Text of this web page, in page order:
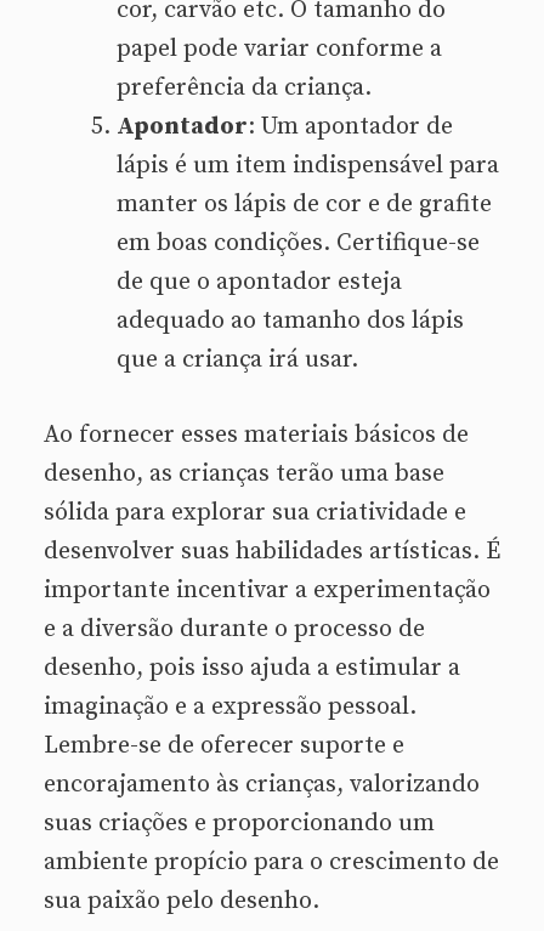
cor, carvão etc. O tamanho do
papel pode variar conforme a
preferência da criança.
Apontador: Um apontador de
lápis é um item indispensável para
manter os lápis de cor e de grafite
em boas condições. Certifique-se
de que o apontador esteja
adequado ao tamanho dos lápis
que a criança irá usar.
Ao fornecer esses materiais básicos de
desenho, as crianças terão uma base
sólida para explorar sua criatividade e
desenvolver suas habilidades artísticas. É
importante incentivar a experimentação
e a diversão durante o processo de
desenho, pois isso ajuda a estimular a
imaginação e a expressão pessoal.
Lembre-se de oferecer suporte e
encorajamento às crianças, valorizando
suas criações e proporcionando um
ambiente propício para o crescimento de
sua paixão pelo desenho.